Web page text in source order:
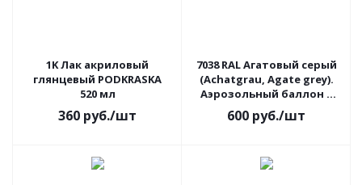
1K Лак акриловый
глянцевый PODKRASKA
520 мл
360 руб./шт
7038 RAL Агатовый серый
(Achatgrau, Agate grey).
Аэрозольный баллон с
краской
600 руб./шт